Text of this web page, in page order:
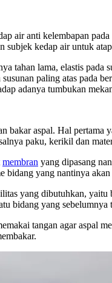
air anti kelembapan
subjek kedap air untuk
tahan lama, elastis
paling atas pada
adanya tumbukan
bakar aspal. Hal
paku, kerikil dan
membran yang dipasang
bidang yang nantinya
yang dibutuhkan,
bidang yang
tangan agar aspal